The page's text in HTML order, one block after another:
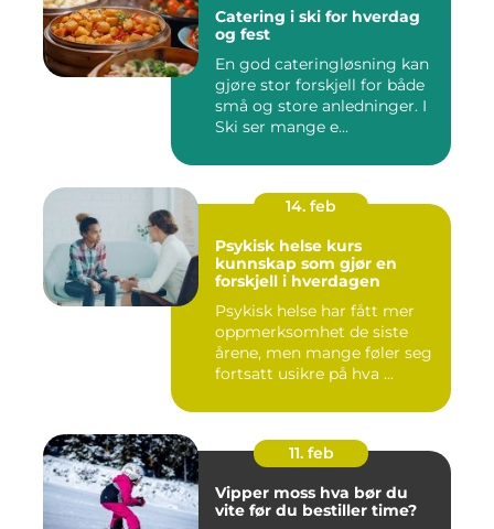
Catering i ski for hverdag
og fest
En god cateringløsning kan
gjøre stor forskjell for både
små og store anledninger. I
Ski ser mange e...
14. feb
Psykisk helse kurs
kunnskap som gjør en
forskjell i hverdagen
Psykisk helse har fått mer
oppmerksomhet de siste
årene, men mange føler seg
fortsatt usikre på hva ...
11. feb
Vipper moss hva bør du
vite før du bestiller time?